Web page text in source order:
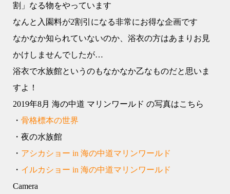
割」なる物をやっています
なんと入園料が2割引になる非常にお得な企画です
なかなか知られていないのか、浴衣の方はあまりお見
かけしませんでしたが…
浴衣で水族館というのもなかなか乙なものだと思いま
すよ！
2019年8月 海の中道 マリンワールド の写真はこちら
・ 骨格標本の世界
・夜の水族館
・ アシカショー in 海の中道マリンワールド
・ イルカショー in 海の中道マリンワールド
Camera